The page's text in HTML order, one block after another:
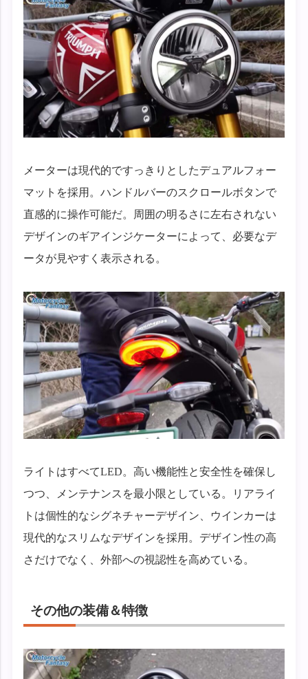
メーターは現代的ですっきりとしたデュアルフォー
マットを採用。ハンドルバーのスクロールボタンで
直感的に操作可能だ。周囲の明るさに左右されない
デザインのギアインジケーターによって、必要なデ
ータが見やすく表示される。
ライトはすべてLED。高い機能性と安全性を確保し
つつ、メンテナンスを最小限としている。リアライ
トは個性的なシグネチャーデザイン、ウインカーは
現代的なスリムなデザインを採用。デザイン性の高
さだけでなく、外部への視認性を高めている。
その他の装備＆特徴